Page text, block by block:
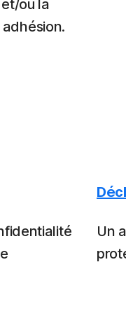
ou la
Un